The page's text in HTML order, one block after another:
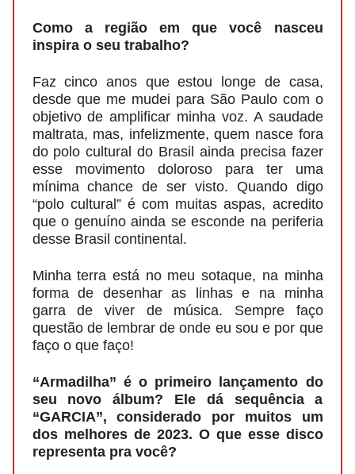
Como a região em que você nasceu
inspira o seu trabalho?
Faz cinco anos que estou longe de casa,
desde que me mudei para São Paulo com o
objetivo de amplificar minha voz. A saudade
maltrata, mas, infelizmente, quem nasce fora
do polo cultural do Brasil ainda precisa fazer
esse movimento doloroso para ter uma
mínima chance de ser visto. Quando digo
“polo cultural” é com muitas aspas, acredito
que o genuíno ainda se esconde na periferia
desse Brasil continental.
Minha terra está no meu sotaque, na minha
forma de desenhar as linhas e na minha
garra de viver de música. Sempre faço
questão de lembrar de onde eu sou e por que
faço o que faço!
“Armadilha” é o primeiro lançamento do
seu novo álbum? Ele dá sequência a
“GARCIA”, considerado por muitos um
dos melhores de 2023. O que esse disco
representa pra você?